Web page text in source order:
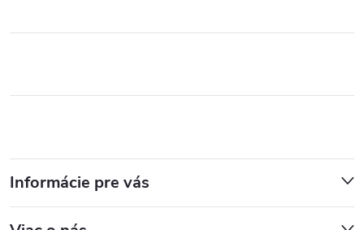
Informácie pre vás